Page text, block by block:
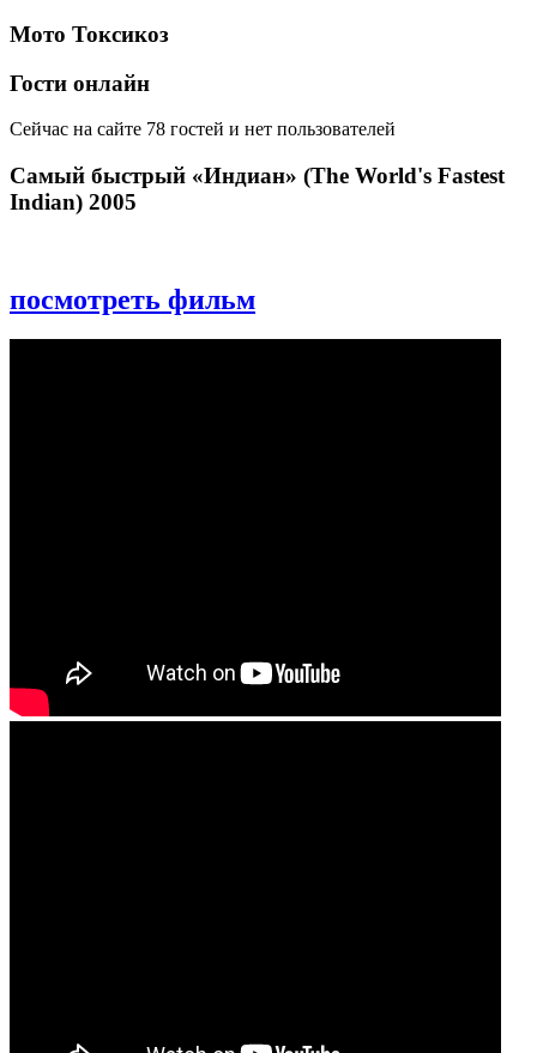
Мото Токсикоз
Гости онлайн
Сейчас на сайте 78 гостей и нет пользователей
Самый быстрый «Индиан» (The World's Fastest
Indian) 2005
посмотреть фильм